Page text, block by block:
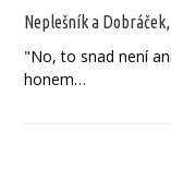
Neplešník a
"No, to snad není
honem…